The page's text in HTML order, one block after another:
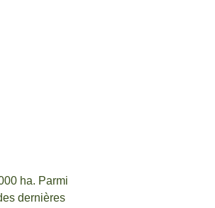
ha. Parmi
dernières